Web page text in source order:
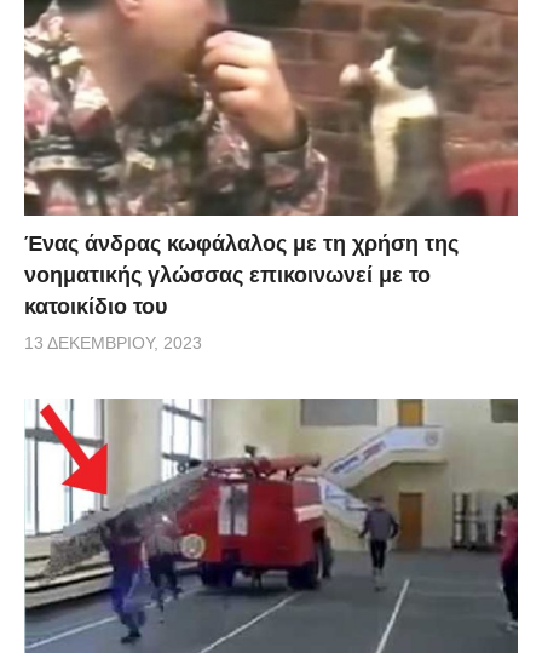
Ένας άνδρας κωφάλαλος με τη χρήση της
νοηματικής γλώσσας επικοινωνεί με το
κατοικίδιο του
13 ΔΕΚΕΜΒΡΊΟΥ, 2023